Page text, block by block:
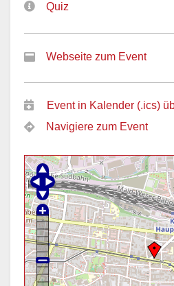
Quiz
Webseite zum Event
Event in Kalender (.ics)
Navigiere zum Event